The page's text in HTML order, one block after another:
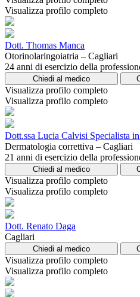
Visualizza profilo completo
Dott. Thomas Manca
Otorinolaringoiatria – Cagliari
24 anni di esercizio della
Chiedi al medico
Visualizza profilo completo
Visualizza profilo completo
Dott.ssa Lucia Calvisi Specialista
Dermatologia correttiva – Cagliari
21 anni di esercizio della
Chiedi al medico
Visualizza profilo completo
Visualizza profilo completo
Dott. Renato Daga
Cagliari
Chiedi al medico
Visualizza profilo completo
Visualizza profilo completo